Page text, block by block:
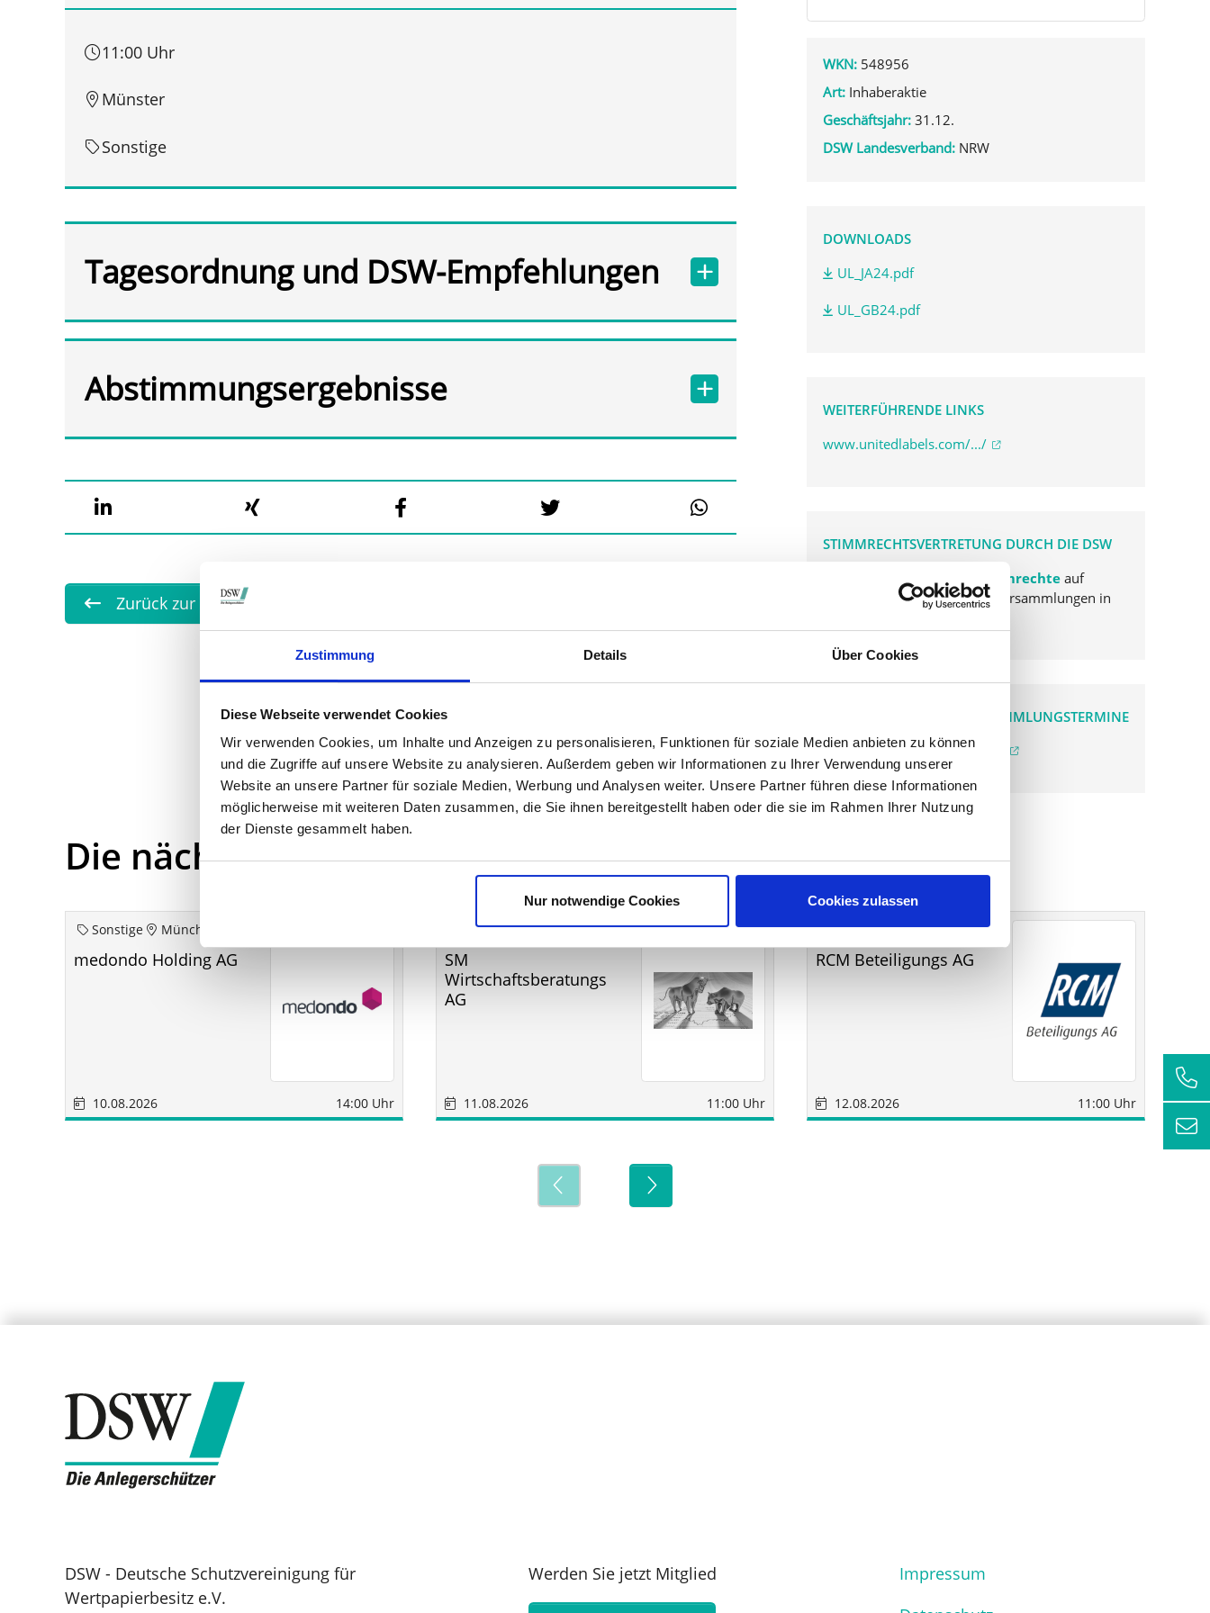
Zustimmung Details Über Cookies
Diese Webseite verwendet Cookies
Wir verwenden Cookies, um Inhalte und Anzeigen zu personalisieren, Funktionen für soziale Medien anbieten zu können
und die Zugriffe auf unsere Website zu analysieren. Außerdem geben wir Informationen zu Ihrer Verwendung unserer
Website an unsere Partner für soziale Medien, Werbung und Analysen weiter. Unsere Partner führen diese Informationen
möglicherweise mit weiteren Daten zusammen, die Sie ihnen bereitgestellt haben oder die sie im Rahmen Ihrer Nutzung
der Dienste gesammelt haben.
Nur notwendige Cookies Cookies zulassen
11:00 Uhr
Münster
Sonstige
Tagesordnung und DSW-Empfehlungen
Abstimmungsergebnisse
Zurück zur Übersicht
WKN: 548956
Art: Inhaberaktie
Geschäftsjahr: 31.12.
DSW Landesverband: NRW
DOWNLOADS
UL_JA24.pdf
UL_GB24.pdf
WEITERFÜHRENDE LINKS
www.unitedlabels.com/.../
STIMMRECHTSVERTRETUNG DURCH DIE DSW
Die DSW vertritt Ihre Stimmrechte auf
sämtlichen wichtigen Hauptversammlungen in
VERGANGENE HAUPTVERSAMMLUNGSTERMINE
archiv.hauptversammlung.de
Die nächsten Termine
Sonstige München
medondo Holding AG
10.08.2026 14:00 Uhr
Sonstige Sindelfingen
SM
Wirtschaftsberatungs
AG
11.08.2026 11:00 Uhr
Sonstige Sindelfingen
RCM Beteiligungs AG
12.08.2026 11:00 Uhr
DSW - Deutsche Schutzvereinigung für
Wertpapierbesitz e.V.
Werden Sie jetzt Mitglied
Impressum